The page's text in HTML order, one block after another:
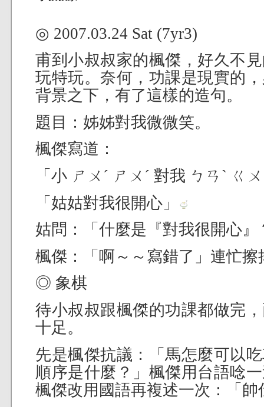
◎ 2007.03.24 Sat (7yr3)
甫到小叔叔家的楓傑，好久不
玩特玩。奈何，功課是現實的
背景之下，有了這樣的造句。
題目：姊姊對我微微笑。
楓傑寫道：
「小 ㄕㄨˊ ㄕㄨˊ 對我 ㄅㄢˋ ㄍ
「姑姑對我很開心」
姑問：「什麼是『對我很開心』
楓傑：「啊～～寫錯了」連忙
◎ 象棋
待小叔叔跟楓傑的功課都做完
十足。
先是楓傑抗議：「馬怎麼可以
順序是什麼？」楓傑用台語唸
楓傑改用國語再複述一次：「